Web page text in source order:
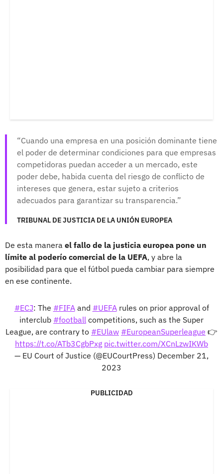
Cuando una empresa en una posición dominante tiene
el poder de determinar condiciones para que empresas
competidoras puedan acceder a un mercado, este
poder debe, habida cuenta del riesgo de conflicto de
intereses que genera, estar sujeto a criterios
adecuados para garantizar su transparencia.
TRIBUNAL DE JUSTICIA DE LA UNIÓN EUROPEA
De esta manera el fallo de la justicia europea pone un
límite al poderío comercial de la UEFA, y abre la
posibilidad para que el fútbol pueda cambiar para siempre
en ese continente.
#ECJ: The #FIFAand #UEFArules on prior approval of
interclub #football competitions, such as the Super
League, are contrary to #EUlaw #EuropeanSuperleague 👉
https://t.co/ATb3CgbPxg pic.twitter.com/XCnLzwIKWb
— EU Court of Justice (@EUCourtPress) December 21,
2023
PUBLICIDAD